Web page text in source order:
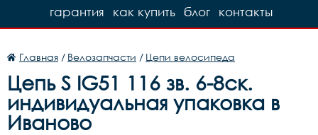
контакты
блог
как купить
гарантия
Главная / Велозапчасти / Цепи велосипеда
Цепь S IG51 116 зв. 6-8ск.
индивидуальная упаковка в
Иваново